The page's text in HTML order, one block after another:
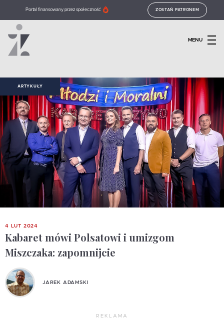
Portal finansowany przez społeczność ZOSTAŃ PATRONEM
MENU
ARTYKUŁY
4 LUT 2024
Kabaret mówi Polsatowi i umizgom
Miszczaka: zapomnijcie
JAREK ADAMSKI
REKLAMA